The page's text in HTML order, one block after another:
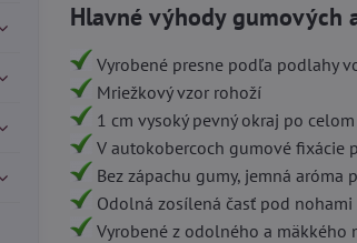
Hlavné výhody gumových
Vyrobené presne podľa podlahy
Mriežkový vzor rohoží
1 cm vysoký pevný okraj po
V autokobercoch gumové fixácie
Bez zápachu gumy, jemná aróma
Odolná zosílená časť pod nohami
Vyrobené z odolného a mäkkého